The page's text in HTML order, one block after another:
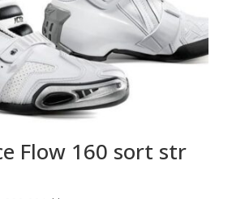
Flow 160 sort str